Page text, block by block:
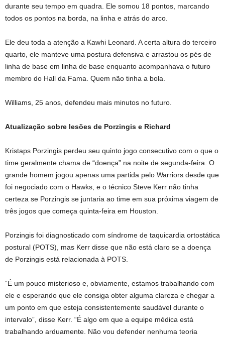
durante seu tempo em quadra. Ele somou 18 pontos, marcando
todos os pontos na borda, na linha e atrás do arco.
Ele deu toda a atenção a Kawhi Leonard. A certa altura do terceiro
quarto, ele manteve uma postura defensiva e arrastou os pés de
linha de base em linha de base enquanto acompanhava o futuro
membro do Hall da Fama. Quem não tinha a bola.
Williams, 25 anos, defendeu mais minutos no futuro.
Atualização sobre lesões de Porzingis e Richard
Kristaps Porzingis perdeu seu quinto jogo consecutivo com o que o
time geralmente chama de “doença” na noite de segunda-feira. O
grande homem jogou apenas uma partida pelo Warriors desde que
foi negociado com o Hawks, e o técnico Steve Kerr não tinha
certeza se Porzingis se juntaria ao time em sua próxima viagem de
três jogos que começa quinta-feira em Houston.
Porzingis foi diagnosticado com síndrome de taquicardia ortostática
postural (POTS), mas Kerr disse que não está claro se a doença
de Porzingis está relacionada à POTS.
“É um pouco misterioso e, obviamente, estamos trabalhando com
ele e esperando que ele consiga obter alguma clareza e chegar a
um ponto em que esteja consistentemente saudável durante o
intervalo”, disse Kerr. “É algo em que a equipe médica está
trabalhando arduamente. Não vou defender nenhuma teoria